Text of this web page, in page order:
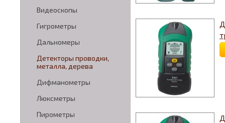
Видеоскопы
Гигрометры
Дальномеры
Детекторы проводки,
металла, дерева
Дифманометры
Люксметры
Пирометры